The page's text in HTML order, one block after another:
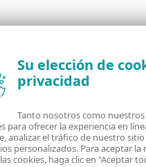
y análisis de la comunidad de
ESET
RSS Feed
Su elección de
privacidad
Tanto nosotros como
para ofrecer la experiencia en
analizar el tráfico de nuestro
personalizados. Para aceptar la
cookies, haga clic en "Aceptar